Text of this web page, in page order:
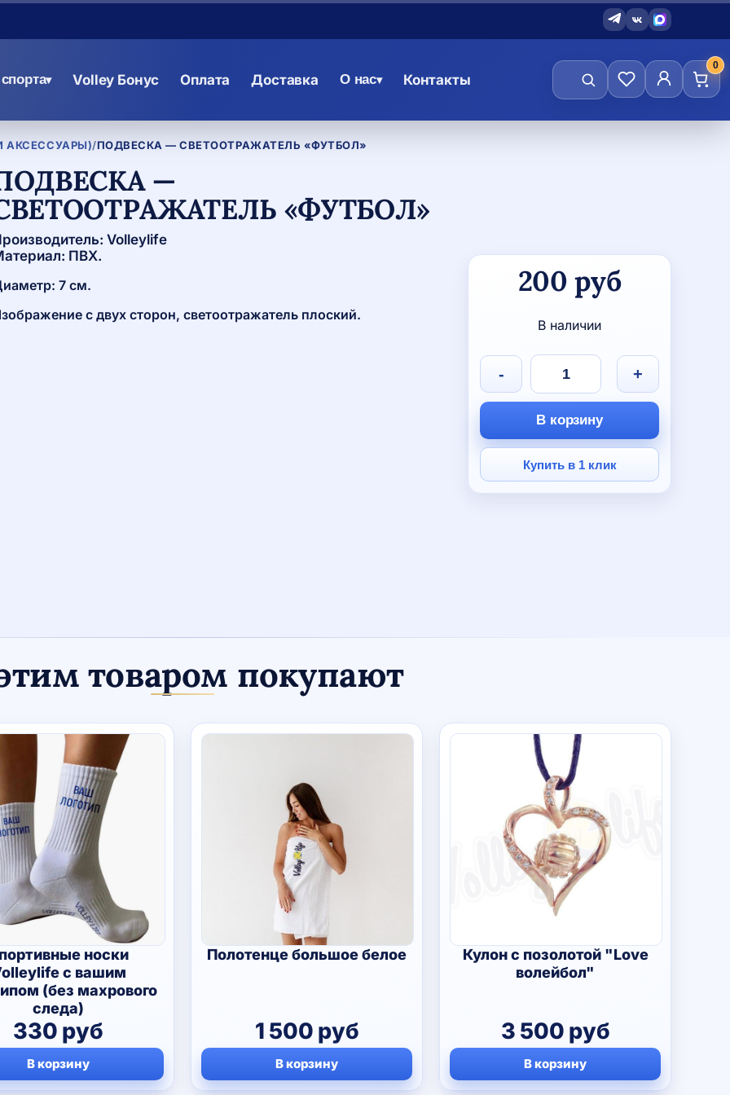
▾ Volley Бонус Оплата Доставка О нас▾ Контакты
0
АКСЕССУАРЫ)/ПОДВЕСКА — СВЕТООТРАЖАТЕЛЬ «ФУТБОЛ»
—
«ФУТБОЛ»
Volleylife
ПВХ.
7 см.
с двух сторон, светоотражатель плоский.
200руб
В наличии
Количество
Подвеска
светоотражатель
- +
В корзину
Купить в 1 клик
товаром покупают
носки
с вашим
(без махрового
следа)
330 руб
В корзину
Полотенце большое белое
1 500 руб
В корзину
Кулон с позолотой "Love
волейбол"
3 500 руб
В корзину